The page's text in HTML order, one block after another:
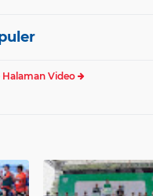
Halaman Video